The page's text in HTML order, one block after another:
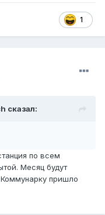
1
сказал:
по всем
Месяц будут
пришло